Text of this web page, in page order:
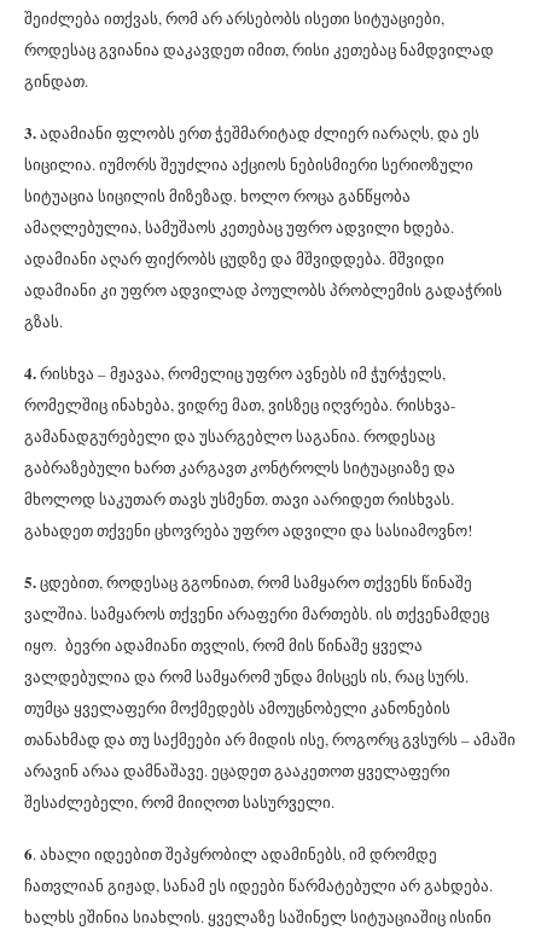
შეიძლება ითქვას, რომ არ არსებობს ისეთი სიტუაციები,
როდესაც გვიანია დაკავდეთ იმით, რისი კეთებაც ნამდვილად
გინდათ.
3.ადამიანი ფლობს ერთ ჭეშმარიტად ძლიერ იარაღს, და ეს
სიცილია. იუმორს შეუძლია აქციოს ნებისმიერი სერიოზული
სიტუაცია სიცილის მიზეზად. ხოლო როცა განწყობა
ამაღლებულია, სამუშაოს კეთებაც უფრო ადვილი ხდება.
ადამიანი აღარ ფიქრობს ცუდზე და მშვიდდება. მშვიდი
ადამიანი კი უფრო ადვილად პოულობს პრობლემის გადაჭრის
გზას.
4.რისხვა – მჟავაა, რომელიც უფრო ავნებს იმ ჭურჭელს,
რომელშიც ინახება, ვიდრე მათ, ვისზეც იღვრება. რისხვა-
გამანადგურებელი და უსარგებლო საგანია. როდესაც
გაბრაზებული ხართ კარგავთ კონტროლს სიტუაციაზე და
მხოლოდ საკუთარ თავს უსმენთ. თავი აარიდეთ რისხვას.
გახადეთ თქვენი ცხოვრება უფრო ადვილი და სასიამოვნო!
5.ცდებით, როდესაც გგონიათ, რომ სამყარო თქვენს წინაშე
ვალშია. სამყაროს თქვენი არაფერი მართებს. ის თქვენამდეც
იყო. ბევრი ადამიანი თვლის, რომ მის წინაშე ყველა
ვალდებულია და რომ სამყარომ უნდა მისცეს ის, რაც სურს.
თუმცა ყველაფერი მოქმედებს ამოუცნობელი კანონების
თანახმად და თუ საქმეები არ მიდის ისე, როგორც გვსურს – ამაში
არავინ არაა დამნაშავე. ეცადეთ გააკეთოთ ყველაფერი
შესაძლებელი, რომ მიიღოთ სასურველი.
6. ახალი იდეებით შეპყრობილ ადამინებს, იმ დრომდე
ჩათვლიან გიჟად, სანამ ეს იდეები წარმატებული არ გახდება.
ხალხს ეშინია სიახლის. ყველაზე საშინელ სიტუაციაშიც ისინი